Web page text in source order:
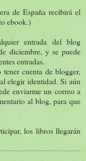
de España recibirá el
ebook.)
entrada del blog
diciembre, y se puede
entradas.
cuenta de blogger,
elegir identidad. Si aún
enviarme un correo a
al blog, para que
los libros llegarán